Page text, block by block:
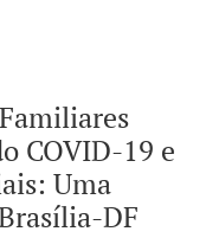
COVID-19 e
Uma
DF